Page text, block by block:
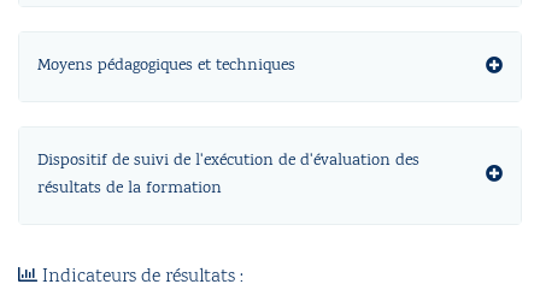
Moyens pédagogiques et techniques
Dispositif de suivi de l'exécution de d'évaluation des
résultats de la formation
Indicateurs de résultats :